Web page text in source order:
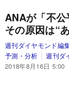
ANAが「不公
その原因は“
週刊ダイヤモンド編
予測・分析
週刊ダ
2018年8月16日 5:00